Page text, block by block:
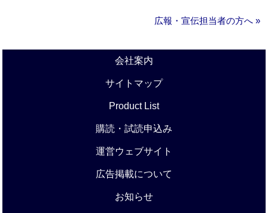
広報・宣伝担当者の方へ »
会社案内
サイトマップ
Product List
購読・試読申込み
運営ウェブサイト
広告掲載について
お知らせ